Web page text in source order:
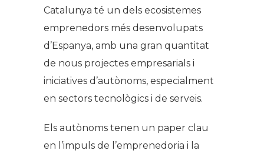
Catalunya té un dels ecosistemes
emprenedors més desenvolupats
d’Espanya, amb una gran quantitat
de nous projectes empresarials i
iniciatives d’autònoms, especialment
en sectors tecnològics i de serveis.
Els autònoms tenen un paper clau
en l’impuls de l’emprenedoria i la